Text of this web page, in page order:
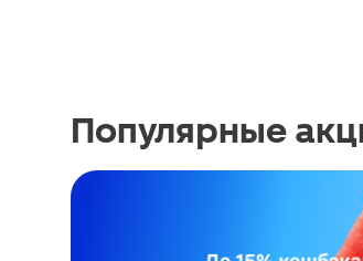
Популярные